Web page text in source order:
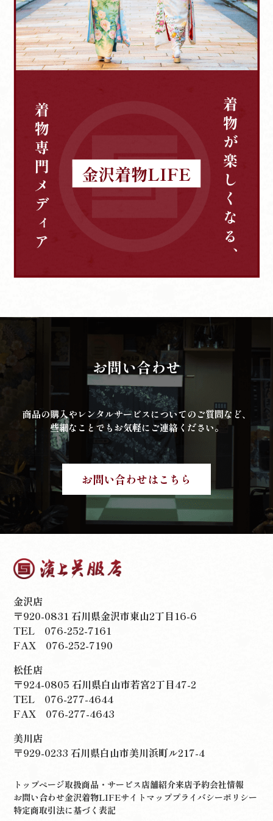
お問い合わせ
商品の購入やレンタルサービスについてのご質問など、
些細なことでもお気軽にご連絡ください。
お問い合わせはこちら
金沢店
〒920-0831 石川県金沢市東山2丁目16-6
TEL 076-252-7161
FAX 076-252-7190
松任店
〒924-0805 石川県白山市若宮2丁目47-2
TEL 076-277-4644
FAX 076-277-4643
美川店
〒929-0233 石川県白山市美川浜町ル217-4
トップページ取扱商品・サービス店舗紹介来店予約会社情報
お問い合わせ金沢着物LIFEサイトマッププライバシーポリシー
特定商取引法に基づく表記